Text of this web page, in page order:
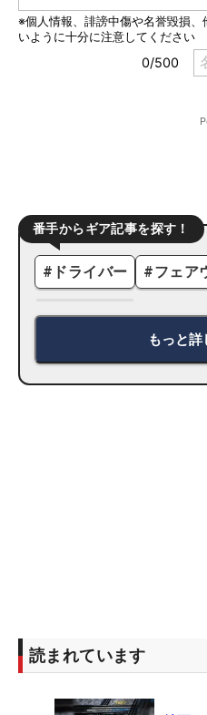
番手からギア記事を探す！
# ドライバー #フェア
もっと詳
読まれています